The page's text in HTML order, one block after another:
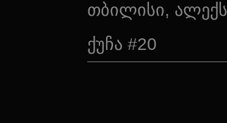
თბილისი,
ქუჩა #20